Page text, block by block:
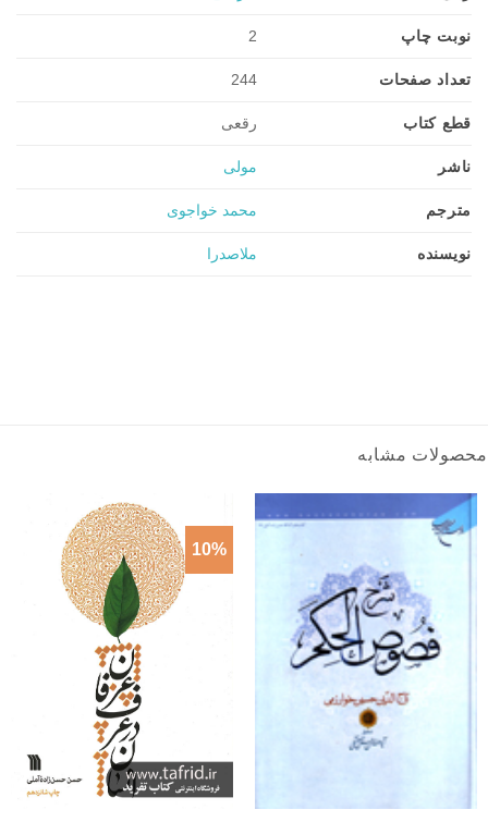
نوبت چاپ 2
تعداد صفحات 244
قطع کتاب رقعی
ناشر مولی
مترجم محمد خواجوی
نویسنده ملاصدرا
محصولات مشابه
10%